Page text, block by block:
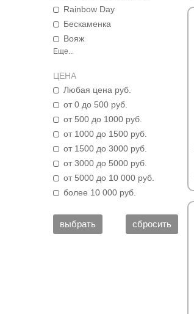
Rainbow Day
Бескаменка
Вояж
Еще...
ЦЕНА
Любая цена руб.
от 0 до 500 руб.
от 500 до 1000 руб.
от 1000 до 1500 руб.
от 1500 до 3000 руб.
от 3000 до 5000 руб.
от 5000 до 10 000 руб.
более 10 000 руб.